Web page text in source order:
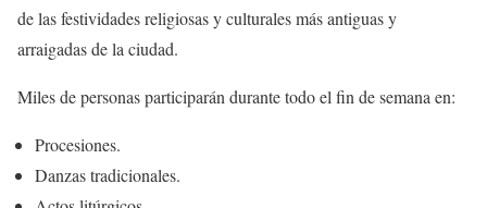
de las festividades religiosas y culturales más antiguas y
arraigadas de la ciudad.
Miles de personas participarán durante todo el fin de semana en:
Procesiones.
Danzas tradicionales.